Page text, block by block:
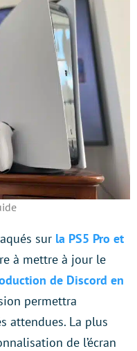
sur la PS5 Pro et
à mettre à jour le
de Discord en
permettra
attendues. La plus
de l’écran